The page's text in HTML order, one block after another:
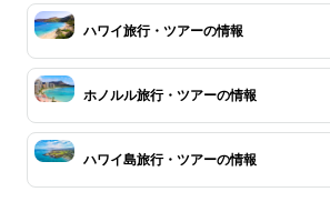
ハワイ旅行・ツアーの情報
ホノルル旅行・ツアーの情報
ハワイ島旅行・ツアーの情報